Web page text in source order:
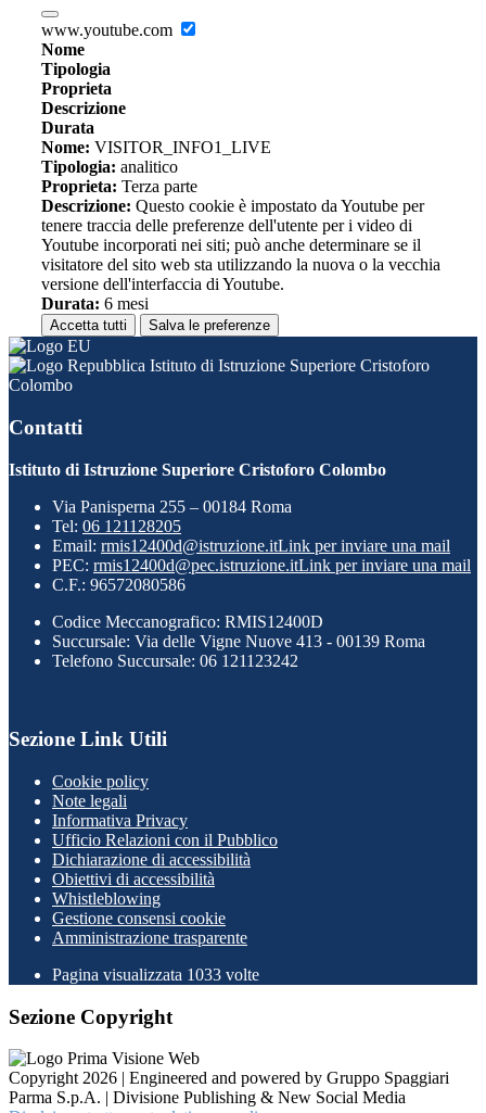
www.youtube.com
Nome
Tipologia
Proprieta
Descrizione
Durata
Nome: VISITOR_INFO1_LIVE
Tipologia: analitico
Proprieta: Terza parte
Descrizione: Questo cookie è impostato da Youtube per
tenere traccia delle preferenze dell'utente per i video di
Youtube incorporati nei siti; può anche determinare se il
visitatore del sito web sta utilizzando la nuova o la vecchia
versione dell'interfaccia di Youtube.
Durata: 6 mesi
Accetta tutti Salva le preferenze
Istituto di Istruzione Superiore Cristoforo
Colombo
Contatti
Istituto di Istruzione Superiore Cristoforo Colombo
Via Panisperna 255 – 00184 Roma
Tel: 06 121128205
Email: rmis12400d@istruzione.itLink per inviare una mail
PEC: rmis12400d@pec.istruzione.itLink per inviare una mail
C.F.: 96572080586
Codice Meccanografico: RMIS12400D
Succursale: Via delle Vigne Nuove 413 - 00139 Roma
Telefono Succursale: 06 121123242
Sezione Link Utili
Cookie policy
Note legali
Informativa Privacy
Ufficio Relazioni con il Pubblico
Dichiarazione di accessibilità
Obiettivi di accessibilità
Whistleblowing
Gestione consensi cookie
Amministrazione trasparente
Pagina visualizzata 1033 volte
Sezione Copyright
Copyright 2026 | Engineered and powered by Gruppo Spaggiari
Parma S.p.A. | Divisione Publishing & New Social Media